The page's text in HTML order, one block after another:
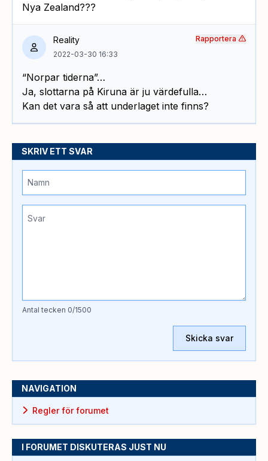
Nya Zealand???
Reality
2022-03-30 16:33
“Norpar tiderna”…
Ja, slottarna på Kiruna är ju värdefulla…
Kan det vara så att underlaget inte finns?
Rapportera
SKRIV ETT SVAR
Antal tecken 0/1500
Skicka svar
NAVIGATION
Regler för forumet
I FORUMET DISKUTERAS JUST NU